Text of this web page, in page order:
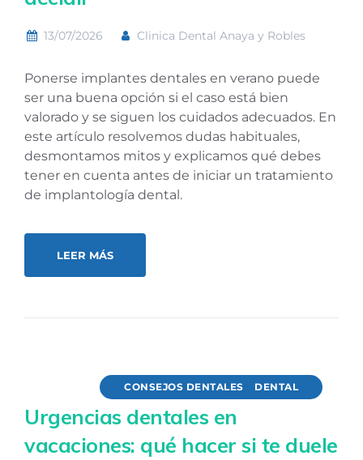
13/07/2026 Clinica Dental Anaya y Robles
Ponerse implantes dentales en verano puede
ser una buena opción si el caso está bien
valorado y se siguen los cuidados adecuados. En
este artículo resolvemos dudas habituales,
desmontamos mitos y explicamos qué debes
tener en cuenta antes de iniciar un tratamiento
de implantología dental.
LEER MÁS
CONSEJOS DENTALES DENTAL
Urgencias dentales en
vacaciones: qué hacer si te duele